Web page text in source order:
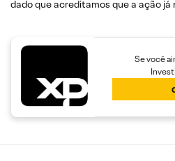
dado que acreditamos que a ação
Se você